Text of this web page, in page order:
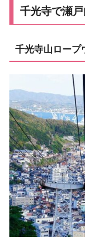
千光寺で瀬
千光寺山ロープ